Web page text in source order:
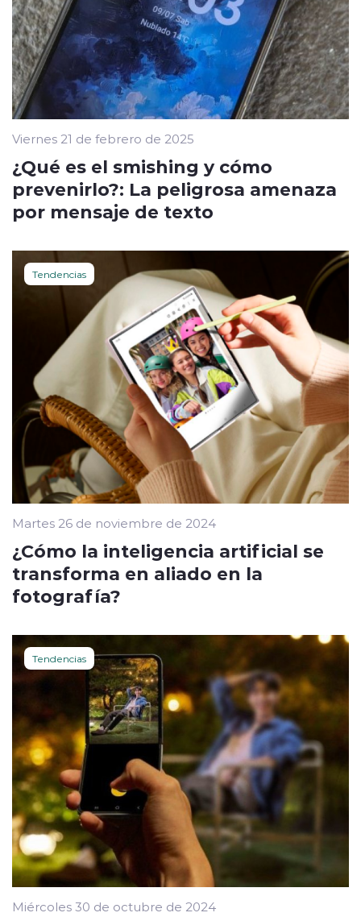
Viernes 21 de febrero de 2025
¿Qué es el smishing y cómo
prevenirlo?: La peligrosa amenaza
por mensaje de texto
Tendencias
Martes 26 de noviembre de 2024
¿Cómo la inteligencia artificial se
transforma en aliado en la
fotografía?
Tendencias
Miércoles 30 de octubre de 2024